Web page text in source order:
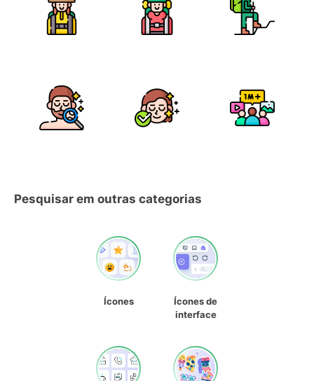
Pesquisar em outras categorias
Ícones
Ícones de
interface